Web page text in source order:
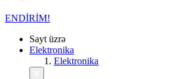
ENDİRİM!
Sayt üzrə
Elektronika
Elektronika